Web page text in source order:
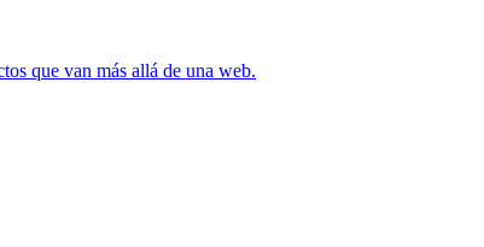
que van más allá de una web.